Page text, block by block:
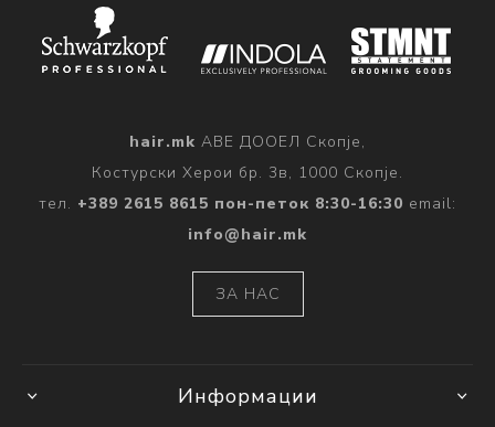
hair.mk АВЕ ДООЕЛ Скопје,
Костурски Херои бр. 3в, 1000 Скопје.
тел. +389 2615 8615 пон-петок 8:30-16:30 email:
info@hair.mk
ЗА НАС
Информации